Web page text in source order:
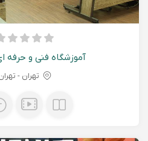
آموزشگاه فنی و
تهران -